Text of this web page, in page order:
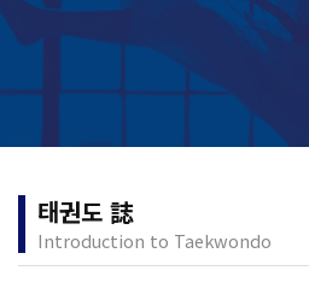
태권도 誌
Introduction to Taekwondo